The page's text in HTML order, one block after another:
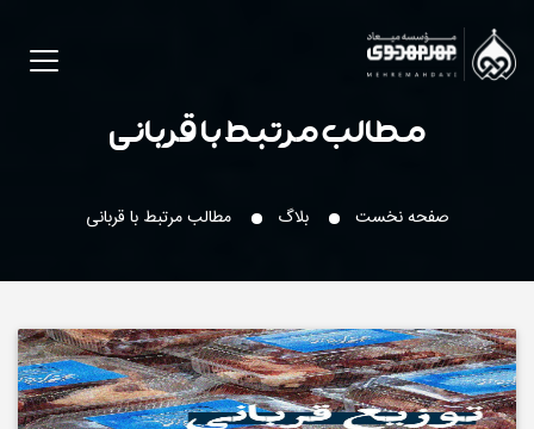
مطالب مرتبط با قربانی
صفحه نخست بلاگ مطالب مرتبط با قربانی